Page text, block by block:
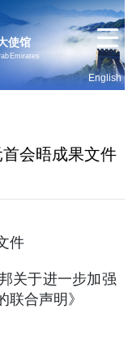
使馆
Emirates
English
会晤成果文件
件
关于进一步加强
合声明》